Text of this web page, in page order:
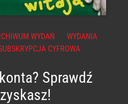
WYDAŃ
WYDANIA
CYFROWA
Sprawdź